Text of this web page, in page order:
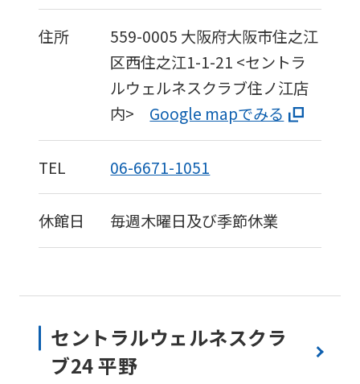
住所 559-0005 大阪府大阪市住之江
区西住之江1-1-21 <セントラ
ルウェルネスクラブ住ノ江店
内>
Google mapでみる
TEL 06-6671-1051
休館日 毎週木曜日及び季節休業
セントラルウェルネスクラ
ブ24 平野
if
you
use
an
automatic
translation
service,
the
Japanese
version
this
will